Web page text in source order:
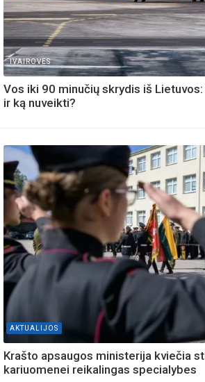
IVAIROVES
Vos iki 90 minučių skrydis iš
ir ką nuveikti?
AKTUALIJOS
Krašto apsaugos ministerija kviečia
kariuomenei reikalingas specialybes